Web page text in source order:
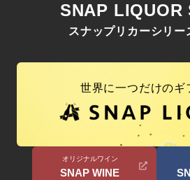
SNAP LIQUOR
スナップリカーシリー
世界に一つだけのギ
オリジナルワイン
SNAP WINE